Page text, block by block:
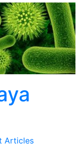
Articles